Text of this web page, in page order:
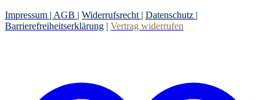
Impressum | AGB | Widerrufsrecht | Datenschutz |
Barrierefreiheitserklärung | Vertrag widerrufen